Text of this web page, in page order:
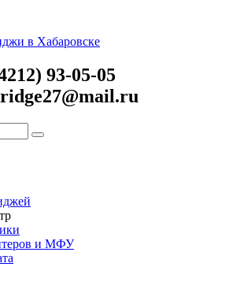
93-05-05
и МФУ